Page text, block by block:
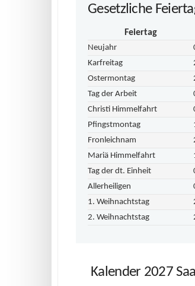
Gesetzliche
Feiertag
Neujahr
Karfreitag
Ostermontag
Tag der Arbeit
Christi Himmelfahrt
Pfingstmontag
Fronleichnam
Mariä Himmelfahrt
Tag der dt. Einheit
Allerheiligen
1. Weihnachtstag
2. Weihnachtstag
Kalender 2027